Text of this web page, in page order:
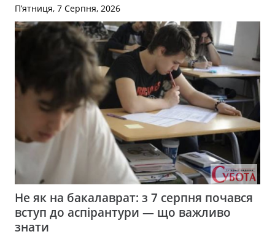
П’ятниця, 7 Серпня, 2026
Не як на бакалаврат: з 7 серпня почався
вступ до аспірантури — що важливо
знати